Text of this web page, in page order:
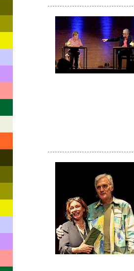
Stuttgart.
Die
Karriere
als
Schauspieler
Kinofilmen
begann
Die
Produktion
„Nikola“
bei